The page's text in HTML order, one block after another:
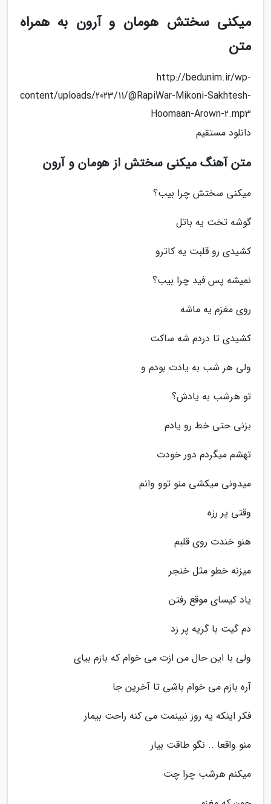
میکنی سختش هومان و آرون به همراه
متن
http://bedunim.ir/wp-
content/uploads/2023/11/@RapiWar-Mikoni-Sakhtesh-
Hoomaan-Arown-2.mp3
دانلود مستقیم
متن آهنگ میکنی سختش از هومان و آرون
میکنی سختش چرا بیب؟
گوشه تخت یه باتل
کشیدی رو قلبت یه کاترو
نمیشه پس فید چرا بیب؟
روی مغزم یه ماشه
کشیدی تا دردم شه ساکت
ولی هر شب به یادت بودم و
تو هرشب به یادش؟
بزنی حتی خط رو یادم
تهشم میگردم دور خودت
میدونی میکشی منو توو وانم
وقتی پر رزه
هنو خندت روی قلبم
میزنه خطو مثل خنجر
یاد کیسای موقع رفتن
دم گیت با گریه پر زد
ولی با این حال من ازت می خوام که بازم بیای
آره بازم می خوام باشی تا آخرین جا
فکر اینکه یه روز نبینمت می کنه راحت بیمار
منو واقعا .. نگو طاقت بیار
میکنم هرشب چرا چت